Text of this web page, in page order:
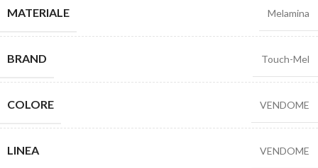
MATERIALE Melamina
BRAND Touch-Mel
COLORE VENDOME
LINEA VENDOME